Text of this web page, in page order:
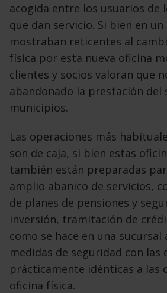
acogida entre los usuarios de
que dan servicio. Si bien en
mostraban reticentes al
física por esta nueva oficina
clientes y socios valoran que
abandonado la prestación del
municipios.
Las operaciones más
son de caja, si bien estas
también están preparadas
amplio abanico de servicios,
de planes de pensiones y
inversión, tramitación de
como se hace en una sucursal
medidas de seguridad con las
prácticamente idénticas a las
oficina física.